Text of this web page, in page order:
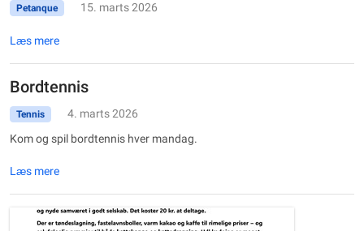
Petanque 15. marts 2026
Læs mere
Bordtennis
Tennis
4. marts 2026
Kom og spil bordtennis hver mandag.
Læs mere